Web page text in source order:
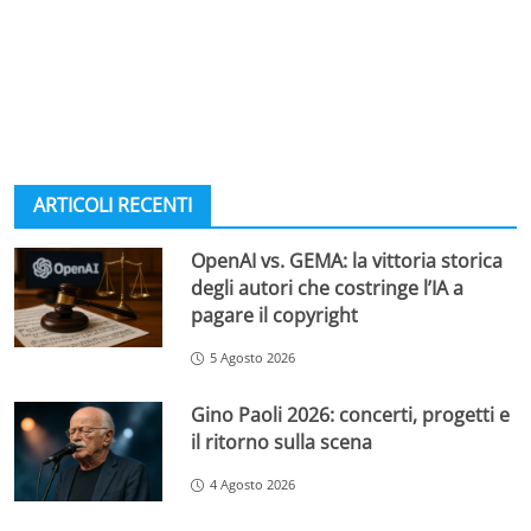
ARTICOLI RECENTI
OpenAI vs. GEMA: la vittoria storica
degli autori che costringe l’IA a
pagare il copyright
5 Agosto 2026
Gino Paoli 2026: concerti, progetti e
il ritorno sulla scena
4 Agosto 2026